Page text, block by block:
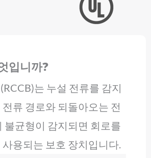
입니까?
는 누설 전류를 감지
류 경로와 되돌아오는 전
불균형이 감지되면 회로를
용되는 보호 장치입니다.